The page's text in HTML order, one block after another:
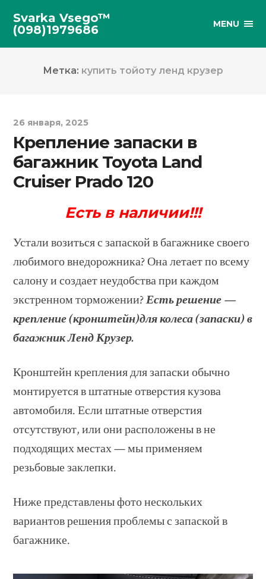
Svarka Vsego™
(098)1979686
MENU
Метка: купить тойоту ленд крузер
26 января, 2025
Крепление запаски в
багажник Toyota Land
Cruiser Prado 120
Есть в наличии!!!
Устали возиться с запаской в багажнике своего
любимого внедорожника? Она летает по всему
салону и создает неудобства при каждом
экстренном торможении?Есть решение —
крепление (кронштейн)для колеса (запаски) в
багажник Ленд Крузер.
Кронштейн крепления для запаски обычно
монтируется в штатные отверстия кузова
автомобиля. Если штатные отверстия
отсутствуют, или они расположены в не
подходящих местах — мы применяем
резьбовые заклепки.
Ниже представлены фото нескольких
вариантов решения проблемы с запаской в
багажнике.